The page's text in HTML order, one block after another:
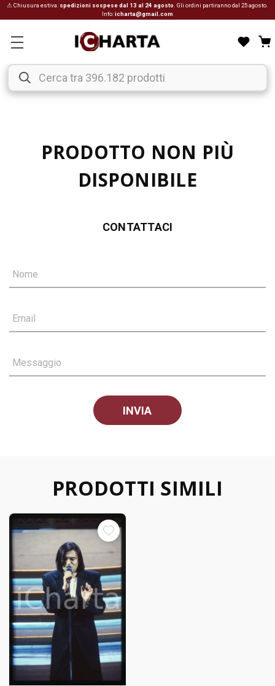
⚠ Chiusura estiva: spedizioni sospese dal 13 al 24 agosto . Gli ordini partiranno dal 25 agosto.
Info:icharta@gmail.com
PRODOTTO NON PIÙ
DISPONIBILE
CONTATTACI
Nome
Email
Messaggio
PRODOTTI SIMILI